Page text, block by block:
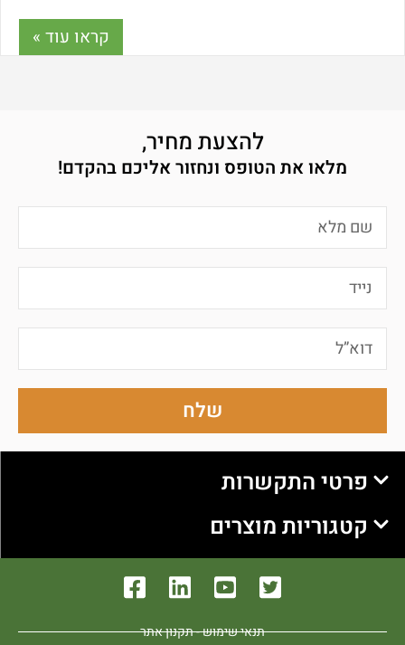
מהיבואן? מעוניינים לקנות דשא סינטטי עם משלוח
מהיר עד הבית? אתם במקום הנכון! כנסו למאמר הבא
קראו עוד »
להצעת מחיר,
מלאו את הטופס ונחזור אליכם בהקדם!
שלח
פרטי התקשרות
קטגוריות מוצרים
תנאי שימוש - תקנון אתר